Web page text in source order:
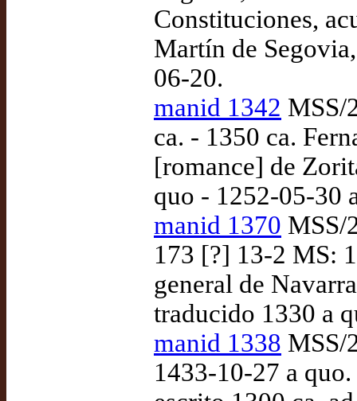
Constituciones,
Martín de
06-20.
manid 1342 MSS/
ca. - 1350 ca.
[romance] de
quo - 1252-05-30
manid 1370 MSS/
173 [?] 13-2 MS:
general de
traducido 1330 a
manid 1338 MSS/
1433-10-27 a